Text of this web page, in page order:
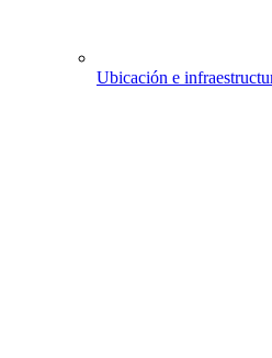
Ubicación e